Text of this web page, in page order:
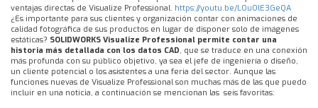
ventajas directas de Visualize Professional. https://youtu.be/LOuOlE3GeQA
¿Es importante para sus clientes y organización contar con animaciones de
calidad fotográfica de sus productos en lugar de disponer solo de imágenes
estáticas? SOLIDWORKS Visualize Professional permite contar una
historia más detallada con los datos CAD, que se traduce en una conexión
más profunda con su público objetivo, ya sea el jefe de ingeniería o diseño,
un cliente potencial o los asistentes a una feria del sector. Aunque las
funciones nuevas de Visualize Professional son muchas más de las que puedo
incluir en una noticia, a continuación se mencionan las seis favoritas: